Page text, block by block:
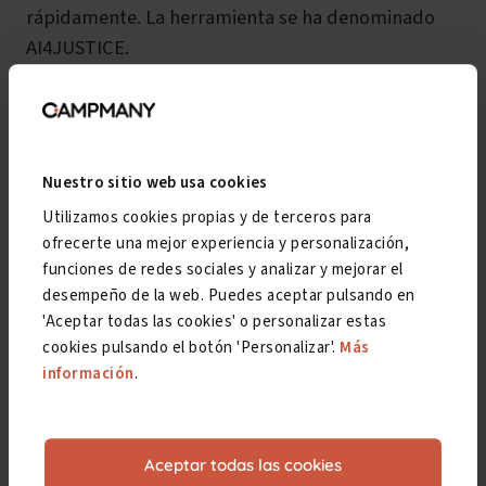
Nuestro sitio web usa cookies
Utilizamos cookies propias y de terceros para
ofrecerte una mejor experiencia y personalización,
funciones de redes sociales y analizar y mejorar el
desempeño de la web. Puedes aceptar pulsando en
'Aceptar todas las cookies' o personalizar estas
cookies pulsando el botón 'Personalizar'. Más
información.
Aceptar todas las cookies
rápidamente. La herramienta se ha denominado
AI4JUSTICE.
El proyecto está enfocado, al menos de momento,
notablemente la carga de trabajo de los
juzgadores en sus tareas más mecánicas.
En el mundo
Ahora bien, todo apunta a que la transformación
advirtió que surgirían
nuevas formas de empleo